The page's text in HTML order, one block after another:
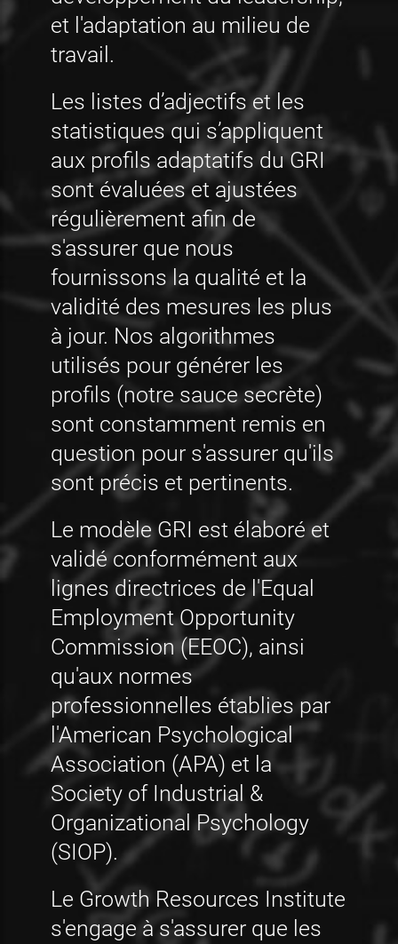
et l'adaptation au milieu de
travail.
Les listes d’adjectifs et les
statistiques qui s’appliquent
aux profils adaptatifs du GRI
sont évaluées et ajustées
régulièrement afin de
s'assurer que nous
fournissons la qualité et la
validité des mesures les plus
à jour. Nos algorithmes
utilisés pour générer les
profils (notre sauce secrète)
sont constamment remis en
question pour s'assurer qu'ils
sont précis et pertinents.
Le modèle GRI est élaboré et
validé conformément aux
lignes directrices de l'Equal
Employment Opportunity
Commission (EEOC), ainsi
qu'aux normes
professionnelles établies par
l'American Psychological
Association (APA) et la
Society of Industrial &
Organizational Psychology
(SIOP).
Le Growth Resources Institute
s'engage à s'assurer que les